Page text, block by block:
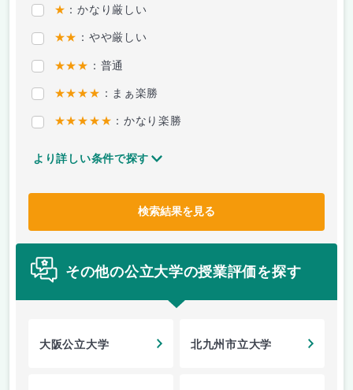
★ ：かなり厳しい
★★ ：やや厳しい
★★★ ：普通
★★★★ ：まぁ楽勝
★★★★★ ：かなり楽勝
より詳しい条件で探す
検索結果を見る
その他の公立大学の授業評価を探す
大阪公立大学 北九州市立大学